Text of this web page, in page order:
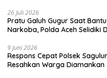
26 Juli 2026
Pratu Galuh Gugur Saat
Narkoba, Polda Aceh Selidiki
9 Juni 2026
Respons Cepat Polsek
Resahkan Warga Diamankan